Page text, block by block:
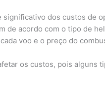
dos custos de
de acordo com o tipo de
voo e o preço do
os custos, pois alguns